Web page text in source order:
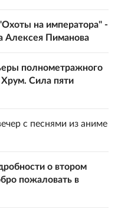
на императора" -
Алексея Пиманова
полнометражного
Сила пяти
с песнями из аниме
о втором
пожаловать в